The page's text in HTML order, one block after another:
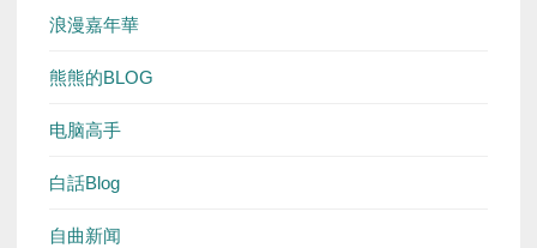
浪漫嘉年華
熊熊的BLOG
电脑高手
白話Blog
自曲新闻